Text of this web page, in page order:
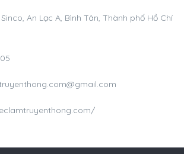
An Lạc A, Bình Tân, Thành phố Hồ Chí